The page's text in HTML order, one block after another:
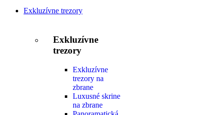
Exkluzívne trezory
Exkluzívne
trezory
Exkluzívne
trezory na
zbrane
Luxusné skrine
na zbrane